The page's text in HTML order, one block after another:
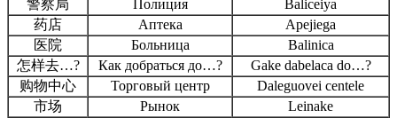
警察局
Полиция
Baliceiya
药店
Аптека
Apejiega
医院
Больница
Balinica
怎样去…?
Как добраться до…?
Gake dabelaca do…?
购物中心
Торговый центр
Daleguovei centele
市场
Рынок
Leinake